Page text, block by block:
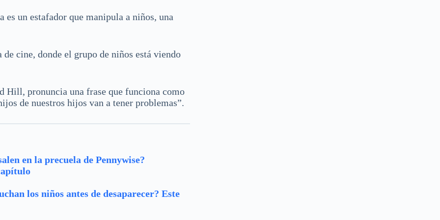
un estafador que manipula a niños, una
cine, donde el grupo de niños está viendo
Hill, pronuncia una frase que funciona como
de nuestros hijos van a tener problemas”.
en la precuela de Pennywise?
los niños antes de desaparecer? Este